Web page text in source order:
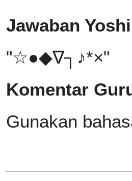
Jawaban
"☆●◆∇┐♪*×"
Komentar
Gunakan